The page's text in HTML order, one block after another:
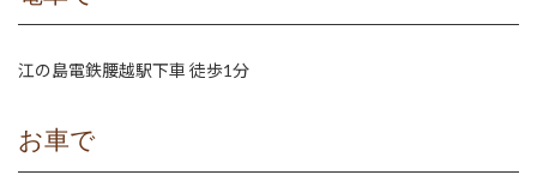
江の島電鉄腰越駅下車 徒歩1分
お車で